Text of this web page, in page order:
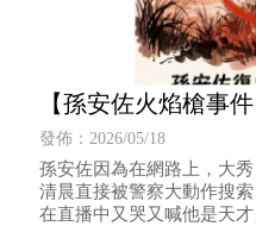
【孫安佐火焰槍事件
發佈：2026/05/18
孫安佐因為在網路上，大
清晨直接被警察大動作搜
在直播中又哭又喊他是天